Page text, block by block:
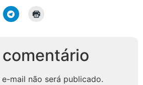
mail não será publicado.